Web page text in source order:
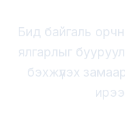
Бид байгаль
ялгарлыг
бэхжүүлэх